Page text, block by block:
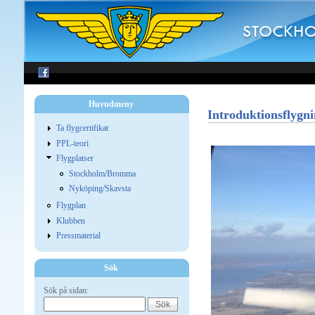
Huvudmeny
Ta flygcertifikat
PPL-teori
Flygplatser
Stockholm/Bromma
Nyköping/Skavsta
Flygplan
Klubben
Pressmaterial
Sök
Sök på sidan: